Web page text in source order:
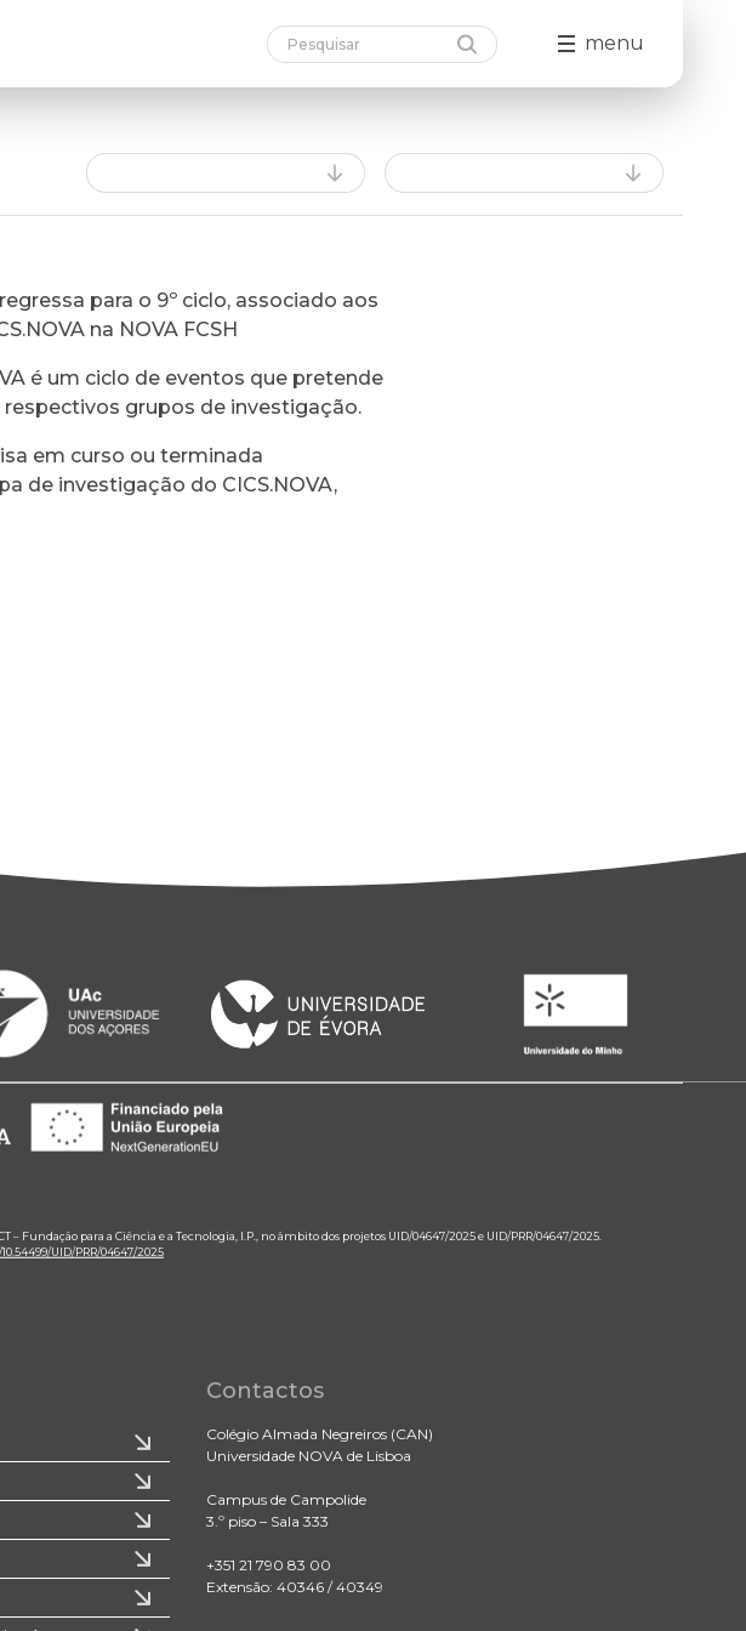
menu
para o 9º ciclo, associado aos
na NOVA FCSH
é um ciclo de eventos que pretende
grupos de investigação.
em curso ou terminada
de investigação do CICS.NOVA,
Fundação para a Ciência e a Tecnologia, I.P., no âmbito dos projetos UID/04647/2025 e UID/PRR/04647/2025.
UID/PRR/04647/2025
Contactos
Colégio Almada Negreiros (CAN)
Universidade NOVA de Lisboa
Campus de Campolide
3.º piso – Sala 333
+351 21 790 83 00
Extensão: 40346 / 40349